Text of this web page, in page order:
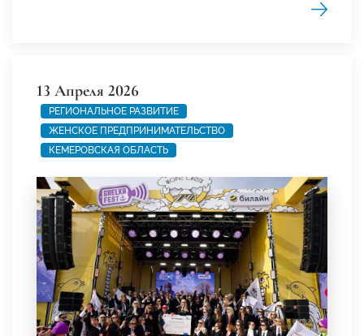
13 Апреля 2026
РЕГИОНАЛЬНОЕ РАЗВИТИЕ
ЖЕНСКОЕ ПРЕДПРИНИМАТЕЛЬСТВО
КЕМЕРОВСКАЯ ОБЛАСТЬ